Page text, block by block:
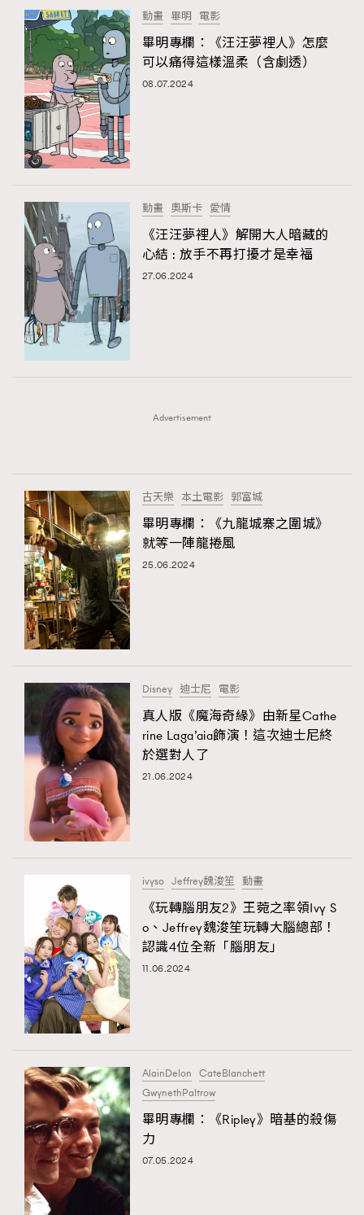
WatchesWonder&Beyond
向ChanelN°5致敬 1
大時代小事情 42
時尚熱話
玩物壯志 1
本人已詳閱並同意遵守本文列明條款及細則。 請瀏覽
(nmg.com.hk/privacy
本人願意接收新傳媒集團的最新消息及其他宣傳資訊，本人同意
About us Collaboration Opportunity Disclaimer
New Media Group | Madame Figaro editions: France | Greece
| Japan | Portugal | Spain
當巨蟹座遇上處女座 Tyson Yoshi x 林家謙
動畫 畢明 電影
畢明專欄：《汪汪夢裡人》怎麼
可以痛得這樣溫柔（含劇透）
08.07.2024
動畫 奧斯卡 愛情
《汪汪夢裡人》解開大人暗藏的
心結 : 放手不再打擾才是幸福
27.06.2024
Advertisement
古天樂 本土電影 郭富城
畢明專欄：《九龍城寨之圍城》
就等一陣龍捲風
25.06.2024
Disney 迪士尼 電影
真人版《魔海奇緣》由新星Cathe
rine Laga’aia飾演！這次迪士尼終
於選對人了
21.06.2024
ivyso Jeffrey魏浚笙 動畫
《玩轉腦朋友2》王菀之率領Ivy S
o、Jeffrey魏浚笙玩轉大腦總部！
認識4位全新「腦朋友」
11.06.2024
AlainDelon CateBlanchett
GwynethPaltrow
畢明專欄：《Ripley》暗基的殺傷
力
07.05.2024